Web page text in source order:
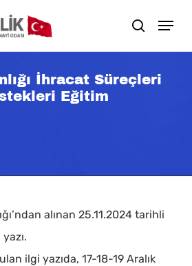
search
İhracat Süreçleri
Eğitim
alınan 25.11.2024 tarihli
ilgi yazıda, 17-18-19 Aralık